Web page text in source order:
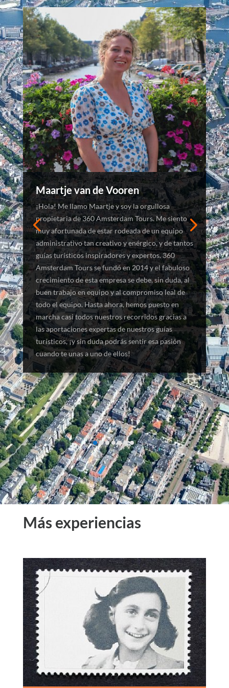
Maartje van de Vooren
¡Hola! Me llamo Maartje y soy la orgullosa
propietaria de 360 Amsterdam Tours. Me siento
muy afortunada de estar rodeada de un equipo
administrativo tan creativo y enérgico, y de tantos
guías turísticos inspiradores y expertos. 360
Amsterdam Tours se fundó en 2014 y el fabuloso
crecimiento de esta empresa se debe, sin duda, al
buen trabajo en equipo y al compromiso leal de
todo el equipo. Hasta ahora, hemos puesto en
marcha casi todos nuestros recorridos gracias a
las aportaciones expertas de nuestros guías
turísticos, ¡y sin duda podrás sentir esa pasión
cuando te unas a uno de ellos!
Más experiencias